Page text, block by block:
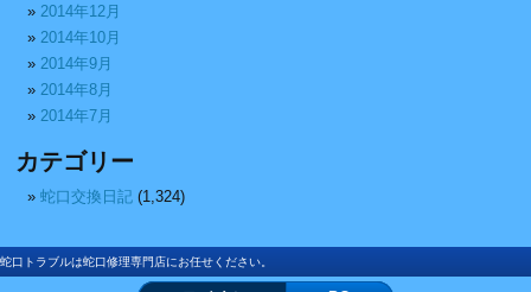
2014年12月
2014年10月
2014年9月
2014年8月
2014年7月
カテゴリー
蛇口交換日記 (1,324)
蛇口トラブルは蛇口修理専門店にお任せください。